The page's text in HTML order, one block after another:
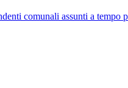
comunali assunti a tempo